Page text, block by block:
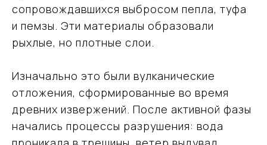
сопровождавшихся выбросом пепла, туфа
и пемзы. Эти материалы образовали
рыхлые, но плотные слои.
Изначально это были вулканические
отложения, сформированные во время
древних извержений. После активной фазы
начались процессы разрушения: вода